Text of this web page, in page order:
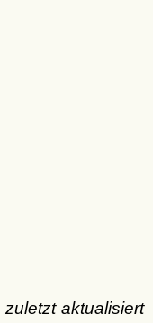
zuletzt aktualisiert